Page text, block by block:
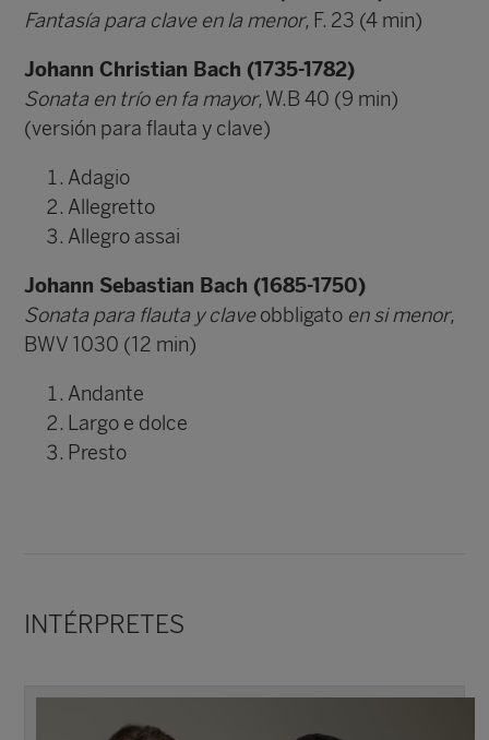
Fantasía para clave en la menor, F. 23 (4 min)
Johann Christian Bach (1735-1782)
Sonata en trío en fa mayor, W.B 40 (9 min)
(versión para flauta y clave)
Adagio
Allegretto
Allegro assai
Johann Sebastian Bach (1685-1750)
Sonata para flauta y claveobbligato en si menor,
BWV 1030 (12 min)
Andante
Largo e dolce
Presto
INTÉRPRETES